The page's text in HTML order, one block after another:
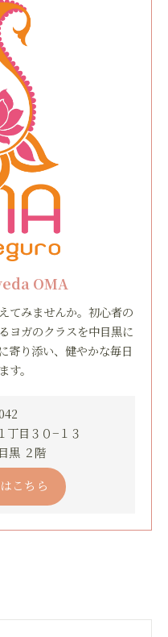
OMA
てみませんか。初心者の
ヨガのクラスを中目黒に
寄り添い、健やかな毎日
。
丁目３０−１３
黒 ２階
こちら